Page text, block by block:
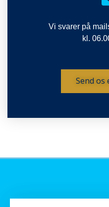
Vi svarer på
kl.
Send os